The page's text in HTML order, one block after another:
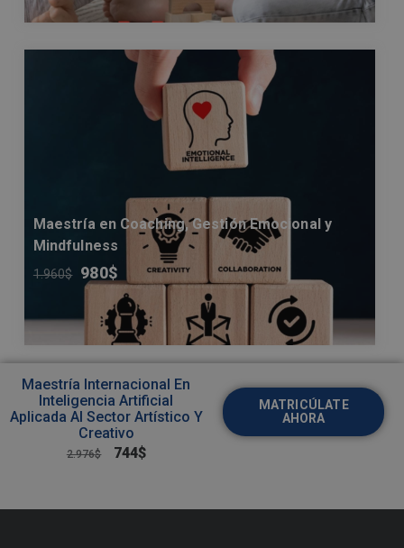
Maestría en Coaching, Gestión Emocional y
Mindfulness
1.960$ 980$
Maestría Internacional En
Inteligencia Artificial
Aplicada Al Sector Artístico Y
Creativo
2.976$ 744$
MATRICÚLATE
AHORA